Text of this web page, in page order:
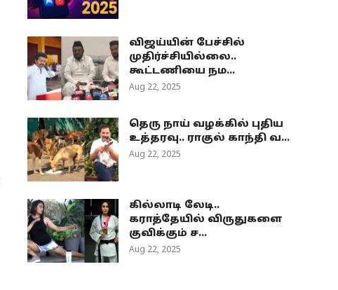
விஜய்யின் பேச்சில்
முதிர்ச்சியில்லை..
கூட்டணியை நம...
Aug 22, 2025
தெரு நாய் வழக்கில் புதிய
உத்தரவு.. ராகுல் காந்தி வ...
Aug 22, 2025
கில்லாடி லேடி..
கராத்தேயில் விருதுகளை
குவிக்கும் ச...
Aug 22, 2025